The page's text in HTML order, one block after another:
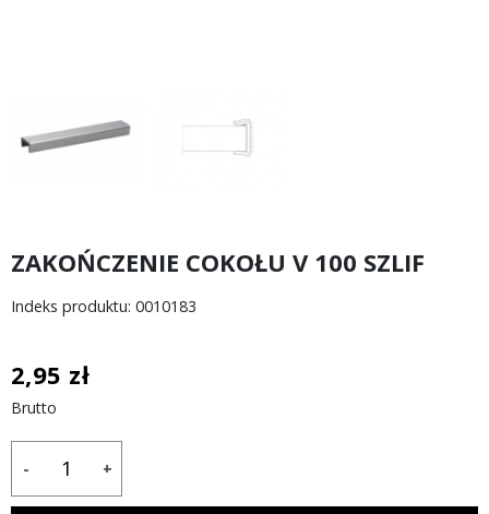
ZAKOŃCZENIE COKOŁU V 100 SZLIF
Indeks produktu: 0010183
2,95 zł
Brutto
- +